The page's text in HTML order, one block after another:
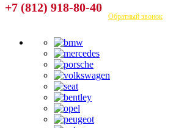
+7 (812) 918-80-40
Посмотреть на карте Обратный звонок